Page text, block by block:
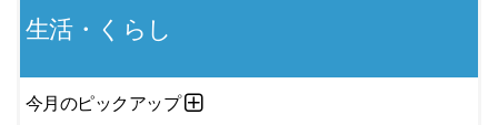
生活・くらし
今月のピックアップ